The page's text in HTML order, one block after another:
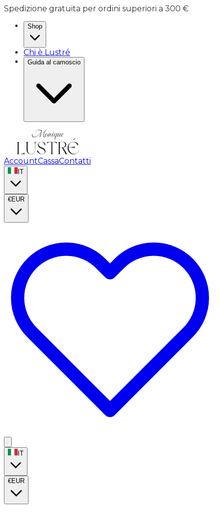
Spedizione gratuita per ordini superiori a 300 €
Shop
Chi è Lustré
Guida al camoscio
AccountCassaContatti
IT
€EUR
IT
€EUR